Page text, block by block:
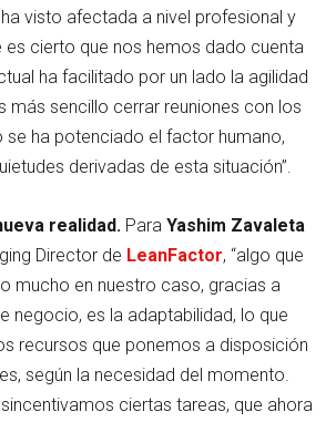
visto afectada a nivel profesional y
es cierto que nos hemos dado cuenta
ha facilitado por un lado la agilidad
más sencillo cerrar reuniones con los
se ha potenciado el factor humano,
derivadas de esta situación”.
realidad. Para Yashim Zavaleta
Director de LeanFactor, “algo que
mucho en nuestro caso, gracias a
negocio, es la adaptabilidad, lo que
recursos que ponemos a disposición
según la necesidad del momento.
ciertas tareas, que ahora